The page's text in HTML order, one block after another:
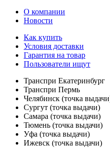
О компании
Новости
Как купить
Условия доставки
Гарантия на товар
Пользователи ищут
Транспри Екатеринбург
Транспри Пермь
Челябинск (точка
Сургут (точка выдачи)
Самара (точка выдачи)
Тюмень (точка выдачи)
Уфа (точка выдачи)
Ижевск (точка выдачи)